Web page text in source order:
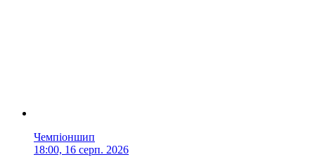
Чемпіоншип
18:00, 16 серп. 2026